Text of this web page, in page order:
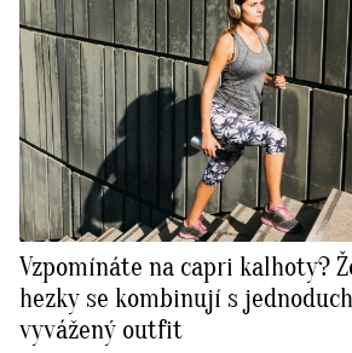
Vzpomínáte na capri kalhoty?
hezky se kombinují s
vyvážený outfit